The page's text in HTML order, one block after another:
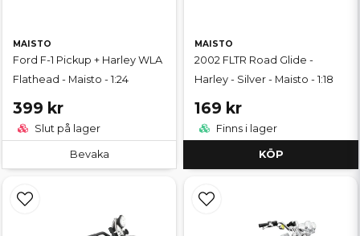
MAISTO
Ford F-1 Pickup + Harley WLA
Flathead - Maisto - 1:24
399 kr
Slut på lager
Bevaka
MAISTO
2002 FLTR Road Glide -
Harley - Silver - Maisto - 1:18
169 kr
Finns i lager
KÖP